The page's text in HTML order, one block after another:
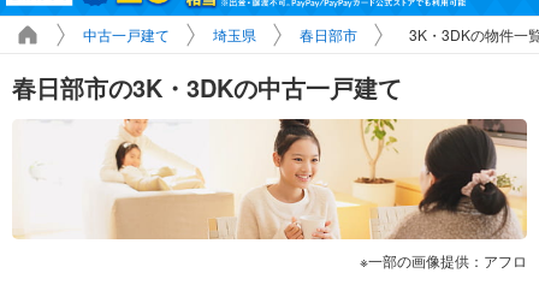
中古一戸建て 埼玉県 春日部市 3K・3DKの物件一
春日部市の3K・3DKの中古一戸建て
一部の画像提供：アフロ